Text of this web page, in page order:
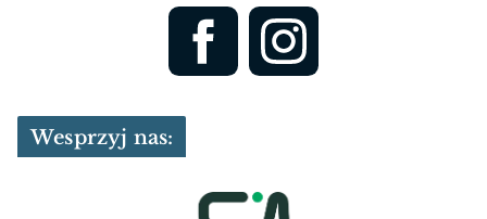
Wesprzyj nas: